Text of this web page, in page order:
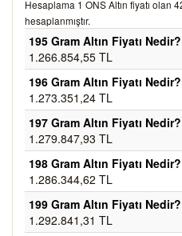
Hesaplama 1 ONS Altın fiyatı olan
hesaplanmıştır.
195 Gram Altın Fiyatı Nedir?
1.266.854,55 TL
196 Gram Altın Fiyatı Nedir?
1.273.351,24 TL
197 Gram Altın Fiyatı Nedir?
1.279.847,93 TL
198 Gram Altın Fiyatı Nedir?
1.286.344,62 TL
199 Gram Altın Fiyatı Nedir?
1.292.841,31 TL